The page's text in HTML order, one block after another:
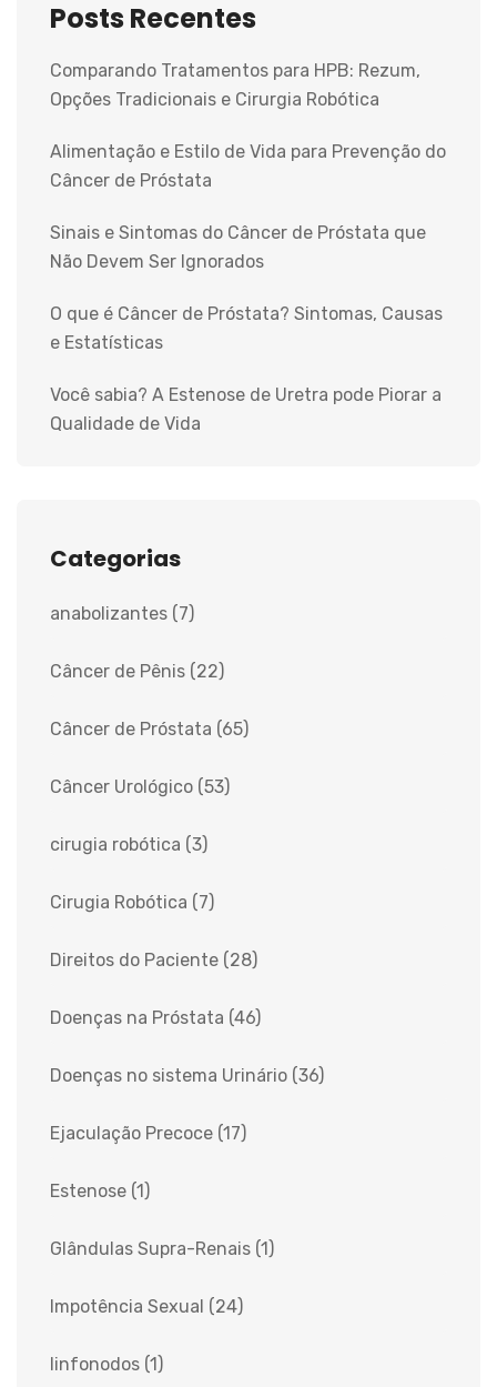
Posts Recentes
Comparando Tratamentos para HPB: Rezum,
Opções Tradicionais e Cirurgia Robótica
Alimentação e Estilo de Vida para Prevenção do
Câncer de Próstata
Sinais e Sintomas do Câncer de Próstata que
Não Devem Ser Ignorados
O que é Câncer de Próstata? Sintomas, Causas
e Estatísticas
Você sabia? A Estenose de Uretra pode Piorar a
Qualidade de Vida
Categorias
anabolizantes (7)
Câncer de Pênis (22)
Câncer de Próstata (65)
Câncer Urológico (53)
cirugia robótica (3)
Cirugia Robótica (7)
Direitos do Paciente (28)
Doenças na Próstata (46)
Doenças no sistema Urinário (36)
Ejaculação Precoce (17)
Estenose (1)
Glândulas Supra-Renais (1)
Impotência Sexual (24)
linfonodos (1)